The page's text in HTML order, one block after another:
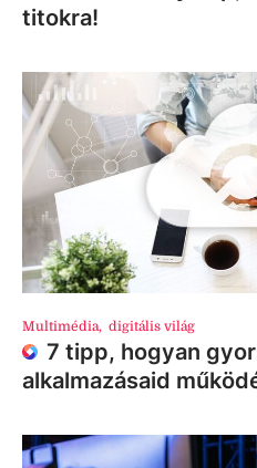
titokra!
Multimédia, digitális világ
7 tipp, hogyan
alkalmazásaid